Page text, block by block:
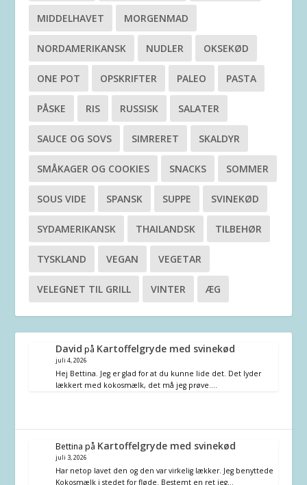
MIDDELHAVET MORGENMAD
NORDAMERIKANSK NUDLER OKSEKØD
ONE POT OPSKRIFTER PALEO PASTA
PÅSKE RIS RUSSISK SALATER
SAUCE OG SOVS SIMRERET SKALDYR
SMÅKAGER OG COOKIES SNACKS SOMMER
SOUS VIDE SPANSK SUPPE SVINEKØD
SYDAMERIKANSK THAILANDSK TILBEHØR
TYSKLAND VEGAN VEGETAR
VELEGNET TIL GRILL VINTER ÆG
David på Kartoffelgryde med svinekød
juli 4, 2026
Hej Bettina. Jeg er glad for at du kunne lide det. Det lyder
lækkert med kokosmælk, det må jeg prøve.…
Bettina på Kartoffelgryde med svinekød
juli 3, 2026
Har netop lavet den og den var virkelig lækker. Jeg benyttede
Kokosmælk i stedet for fløde. Bestemt en ret jeg…